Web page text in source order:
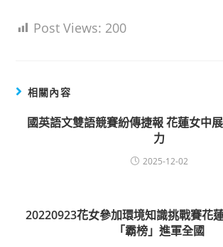
Post Views: 200
相關內容
國英語文雙語競賽紛傳捷報 花蓮女中
力
2025-12-02
20220923花女參加環境知識挑戰賽花
「霸榜」進軍全國